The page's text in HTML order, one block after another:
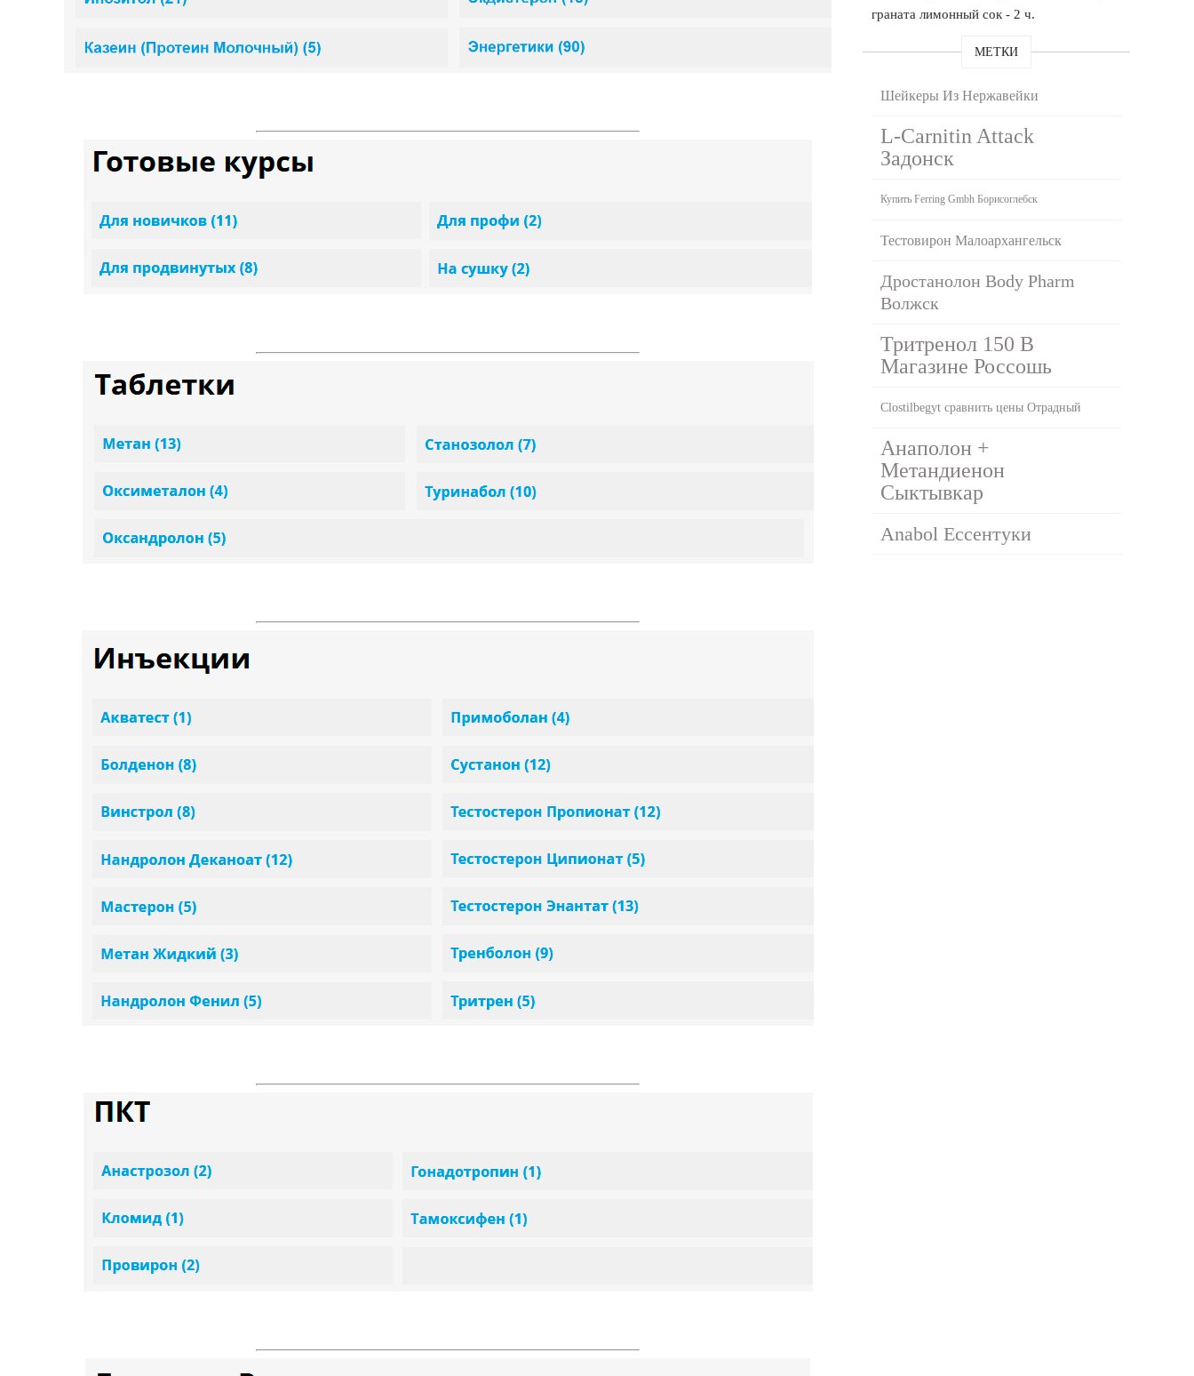
граната лимонный сок - 2 ч.
МЕТКИ
Шейкеры Из Нержавейки
L-Carnitin Attack
Задонск
Купить Ferring Gmbh Борисоглебск
Тестовирон Малоархангельск
Дростанолон Body Pharm
Волжск
Тритренол 150 В
Магазине Россошь
Clostilbegyt сравнить цены Отрадный
Анаполон +
Метандиенон
Сыктывкар
Anabol Ессентуки